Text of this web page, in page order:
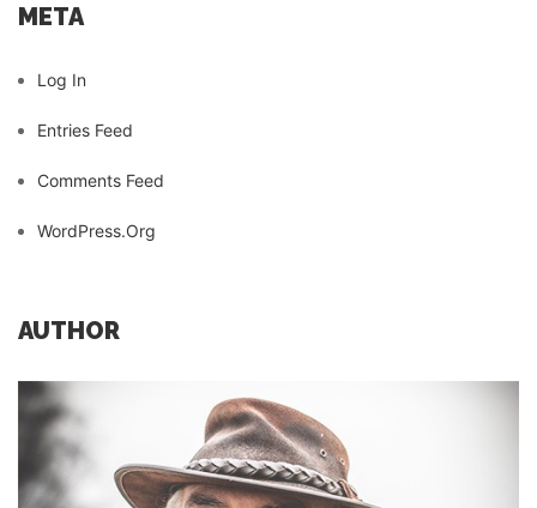
META
Log In
Entries Feed
Comments Feed
WordPress.org
AUTHOR